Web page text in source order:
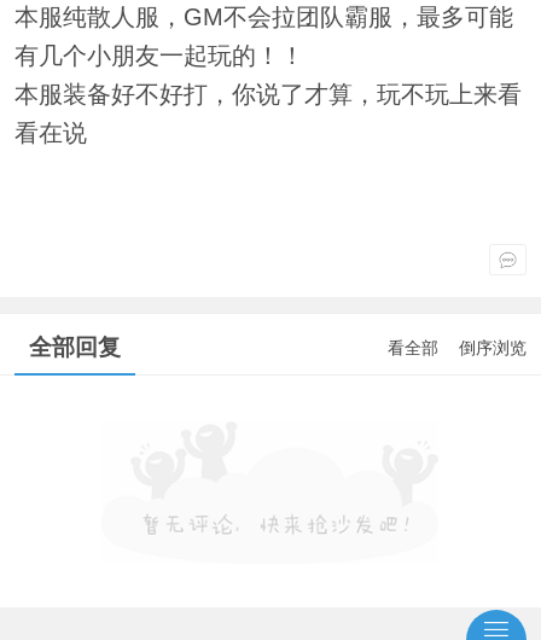
本服纯散人服，GM不会拉团队霸服，最多可能
有几个小朋友一起玩的！！
本服装备好不好打，你说了才算，玩不玩上来看
看在说
全部回复 看全部 倒序浏览